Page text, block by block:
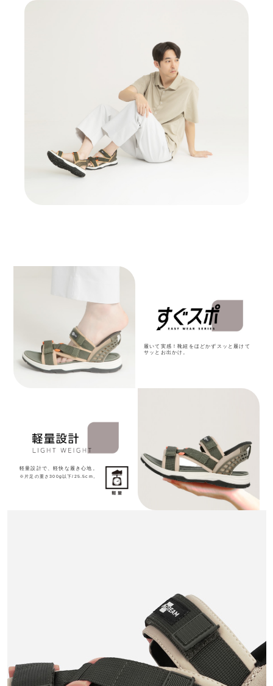
履いて実感！靴紐をほどかずスッと履けて
サッとお出かけ。
軽量設計で、軽快な履き心地。
※片足の重さ300g以下/25.5cm。